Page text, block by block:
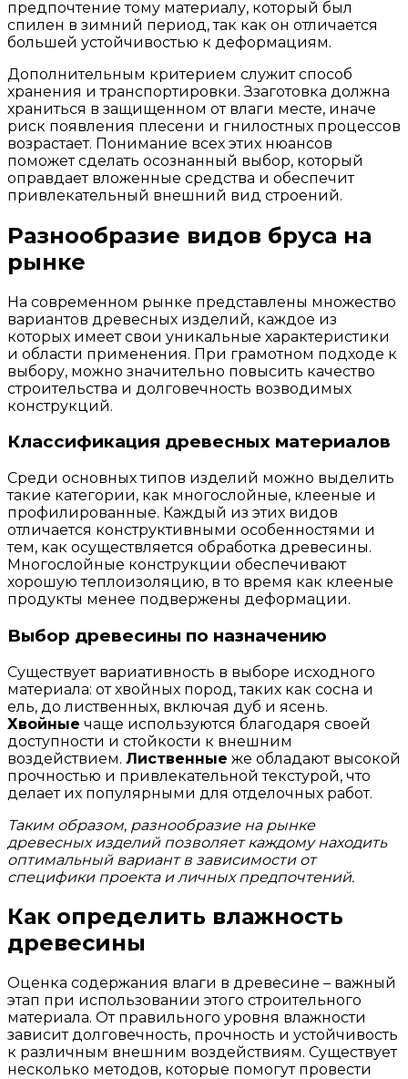
предпочтение тому материалу, который был
спилен в зимний период, так как он отличается
большей устойчивостью к деформациям.
Дополнительным критерием служит способ
хранения и транспортировки. Ззаготовка должна
храниться в защищенном от влаги месте, иначе
риск появления плесени и гнилостных процессов
возрастает. Понимание всех этих нюансов
поможет сделать осознанный выбор, который
оправдает вложенные средства и обеспечит
привлекательный внешний вид строений.
Разнообразие видов бруса на
рынке
На современном рынке представлены множество
вариантов древесных изделий, каждое из
которых имеет свои уникальные характеристики
и области применения. При грамотном подходе к
выбору, можно значительно повысить качество
строительства и долговечность возводимых
конструкций.
Классификация древесных материалов
Среди основных типов изделий можно выделить
такие категории, как многослойные, клееные и
профилированные. Каждый из этих видов
отличается конструктивными особенностями и
тем, как осуществляется обработка древесины.
Многослойные конструкции обеспечивают
хорошую теплоизоляцию, в то время как клееные
продукты менее подвержены деформации.
Выбор древесины по назначению
Существует вариативность в выборе исходного
материала: от хвойных пород, таких как сосна и
ель, до лиственных, включая дуб и ясень.
Хвойные чаще используются благодаря своей
доступности и стойкости к внешним
воздействием. Лиственные же обладают высокой
прочностью и привлекательной текстурой, что
делает их популярными для отделочных работ.
Таким образом, разнообразие на рынке
древесных изделий позволяет каждому находить
оптимальный вариант в зависимости от
специфики проекта и личных предпочтений.
Как определить влажность
древесины
Оценка содержания влаги в древесине – важный
этап при использовании этого строительного
материала. От правильного уровня влажности
зависит долговечность, прочность и устойчивость
к различным внешним воздействиям. Существует
несколько методов, которые помогут провести